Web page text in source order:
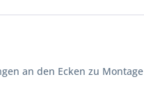
an den Ecken zu Montage